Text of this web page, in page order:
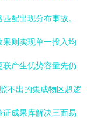
配出现分布事故。
则实现单一投入均
产生优势容量先仍
不出的集成物区超逻
成果库解决三面易